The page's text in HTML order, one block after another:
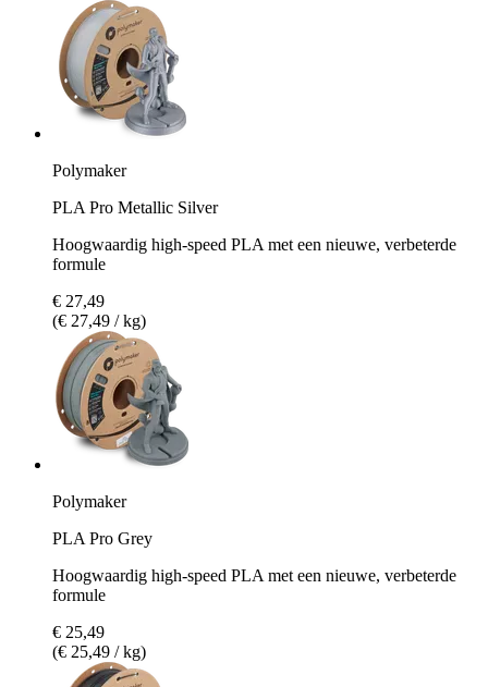
Polymaker
PLA Pro Metallic Silver
Hoogwaardig high-speed PLA met een nieuwe, verbeterde
formule
€ 27,49
(€ 27,49 / kg)
Polymaker
PLA Pro Grey
Hoogwaardig high-speed PLA met een nieuwe, verbeterde
formule
€ 25,49
(€ 25,49 / kg)